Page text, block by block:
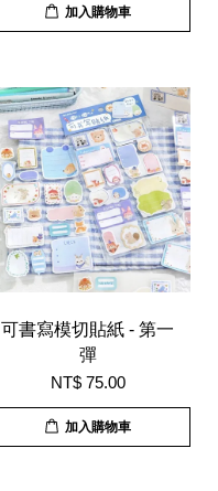
加入購物車
可書寫模切貼紙 - 第一
彈
NT$ 75.00
加入購物車